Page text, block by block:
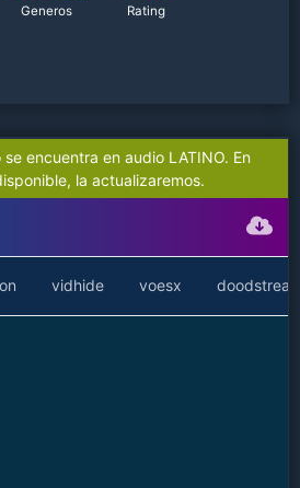
Generos Rating
encuentra en audio LATINO. En
la actualizaremos.
vidhide voesx